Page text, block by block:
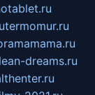
termomur.ru
dreams.ru